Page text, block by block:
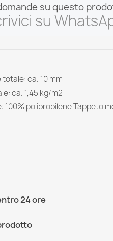
su questo
su
ca. 10 mm
ca. 1,45 kg/m2
100% polipropilene Tappeto
24 ore